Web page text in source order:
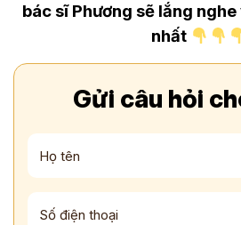
bác sĩ Phương sẽ lắng
nhất
Gửi câu hỏi